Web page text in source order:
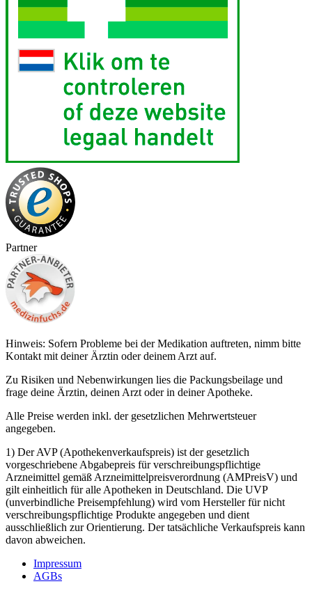
Partner
Hinweis: Sofern Probleme bei der Medikation auftreten, nimm bitte
Kontakt mit deiner Ärztin oder deinem Arzt auf.
Zu Risiken und Nebenwirkungen lies die Packungsbeilage und
frage deine Ärztin, deinen Arzt oder in deiner Apotheke.
Alle Preise werden inkl. der gesetzlichen Mehrwertsteuer
angegeben.
1) Der AVP (Apothekenverkaufspreis) ist der gesetzlich
vorgeschriebene Abgabepreis für verschreibungspflichtige
Arzneimittel gemäß Arzneimittelpreisverordnung (AMPreisV) und
gilt einheitlich für alle Apotheken in Deutschland. Die UVP
(unverbindliche Preisempfehlung) wird vom Hersteller für nicht
verschreibungspflichtige Produkte angegeben und dient
ausschließlich zur Orientierung. Der tatsächliche Verkaufspreis kann
davon abweichen.
Impressum
AGBs